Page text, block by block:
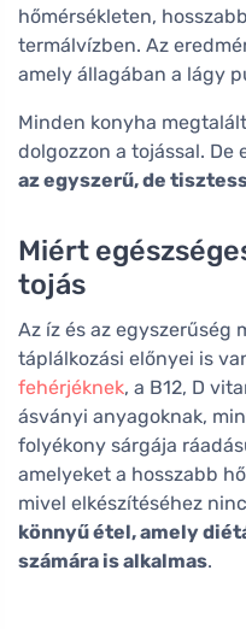
hőmérsékleten,
termálvízben. Az
amely állagában a lágy
Minden konyha
dolgozzon a tojással. De
az egyszerű, de
Miért
tojás
Az íz és az egyszerűség
táplálkozási előnyei is
fehérjéknek, a B12, D
ásványi anyagoknak,
folyékony sárgája
amelyeket a hosszabb
mivel elkészítéséhez
könnyű étel, amely
számára is alkalmas.